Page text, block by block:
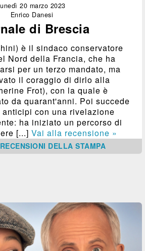
20 marzo 2023
Enrico Danesi
di Brescia
è il sindaco conservatore
Nord della Francia, che ha
per un terzo mandato, ma
il coraggio di dirlo alla
Frot), con la quale è
da quarant'anni. Poi succede
con una rivelazione
ha iniziato un percorso di
[...]Vai alla recensione »
RECENSIONI DELLA STAMPA